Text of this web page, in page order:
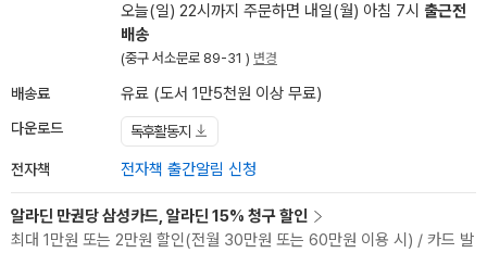
오늘(일) 22시까지 주문하면 내일(월) 아침 7시 출근전
배송
(중구 서소문로 89-31 ) 변경
배송료 유료 (도서 1만5천원 이상 무료)
다운로드 독후활동지
전자책 전자책 출간알림 신청
알라딘 만권당 삼성카드, 알라딘 15% 청구 할인
최대 1만원 또는 2만원 할인(전월 30만원 또는 60만원 이용 시) / 카드 발